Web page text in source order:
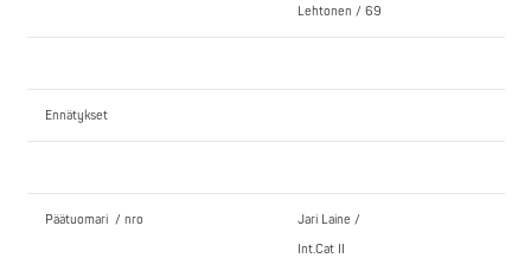
Lehtonen / 69
Ennätykset
Päätuomari / nro
Jari Laine /
Int.Cat II